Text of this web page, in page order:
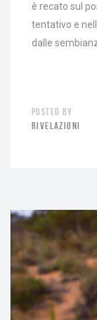
è recato sul
tentativo e
dalle
POSTED BY
RIVELAZIONI